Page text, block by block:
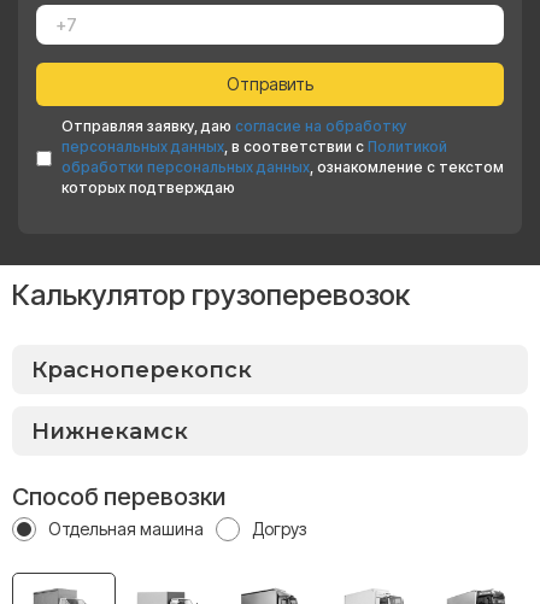
Отправляя заявку, даю согласие на обработку
персональных данных, в соответствии с Политикой
обработки персональных данных, ознакомление с текстом
которых подтверждаю
Калькулятор грузоперевозок
Способ перевозки
Отдельная машина Догруз